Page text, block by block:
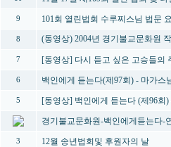
9 101회 열린법회 수루찌스님 법문
8 (동영상) 2004년 경기불교문화원
7 [동영상] 다시 듣고 싶은 고승들의
6 백인에게 듣는다(제97회) - 마가스
5 [동영상] 백인에게 듣는다 (제96회)
경기불교문화원-백인에게듣는다-
3 12월 송년법회및 후원자의 날